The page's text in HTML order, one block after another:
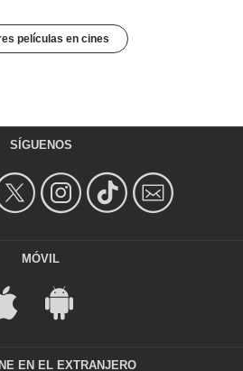
películas en cines
SÍGUENOS
MÓVIL
EN EL EXTRANJERO